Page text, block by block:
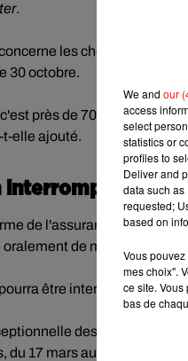
.
les chômeurs
30 octobre.
près de 700 000
t-elle ajouté.
interrompue fin
de l'assurance chômage
de mois en mois
être interrompue le
des droits à
du 17 mars au 10 mai. Les
We and our
access
select
statistics or
profiles to
Deliver and
data such
requested;
based on
Vous
mes choix".
ce site.
bas de